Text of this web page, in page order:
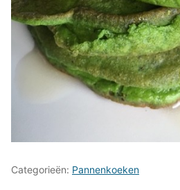
Categorieën: Pannenkoeken